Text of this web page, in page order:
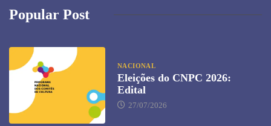
Popular Post
NACIONAL
Eleições do CNPC 2026:
Edital
27/07/2026